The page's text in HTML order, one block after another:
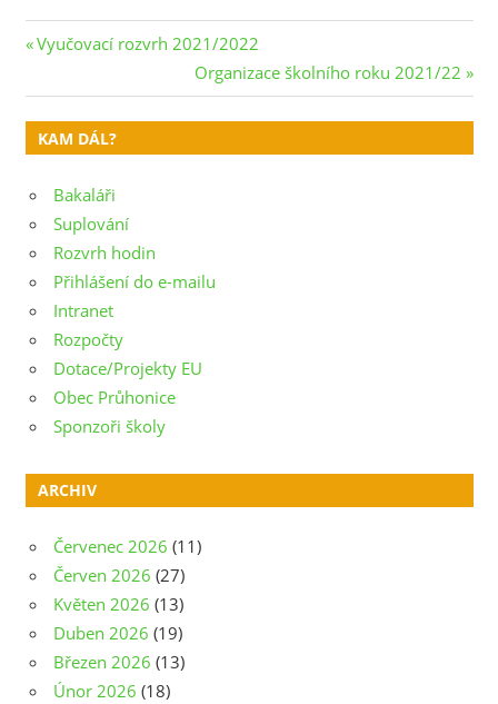
Navigace
pro
příspěvek
Previous
Vyučovací rozvrh 2021/2022
Next
Post:
Organizace školního roku 2021/22
KAM DÁL?
Bakaláři
Suplování
Rozvrh hodin
Přihlášení do e-mailu
Intranet
Rozpočty
Dotace/Projekty EU
Obec Průhonice
Sponzoři školy
ARCHIV
Červenec 2026 (11)
Červen 2026 (27)
Květen 2026 (13)
Duben 2026 (19)
Březen 2026 (13)
Únor 2026 (18)